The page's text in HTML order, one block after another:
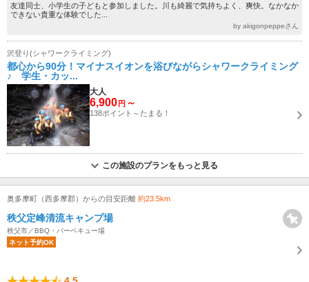
友達同士、小学生の子どもと参加しました。川も綺麗で気持ちよく、爽快。なかなか
できない貴重な体験でした...
by akigonpeppeさん
沢登り(シャワークライミング)
都心から90分！マイナスイオンを浴びながらシャワークライミング
♪ 学生・カッ...
大人
6,900 円 ～
138ポイント～たまる！
この施設のプランをもっと見る
奥多摩町（西多摩郡）からの目安距離 約23.5km
秩父定峰清流キャンプ場
秩父市／BBQ・バーベキュー場
ネット予約OK